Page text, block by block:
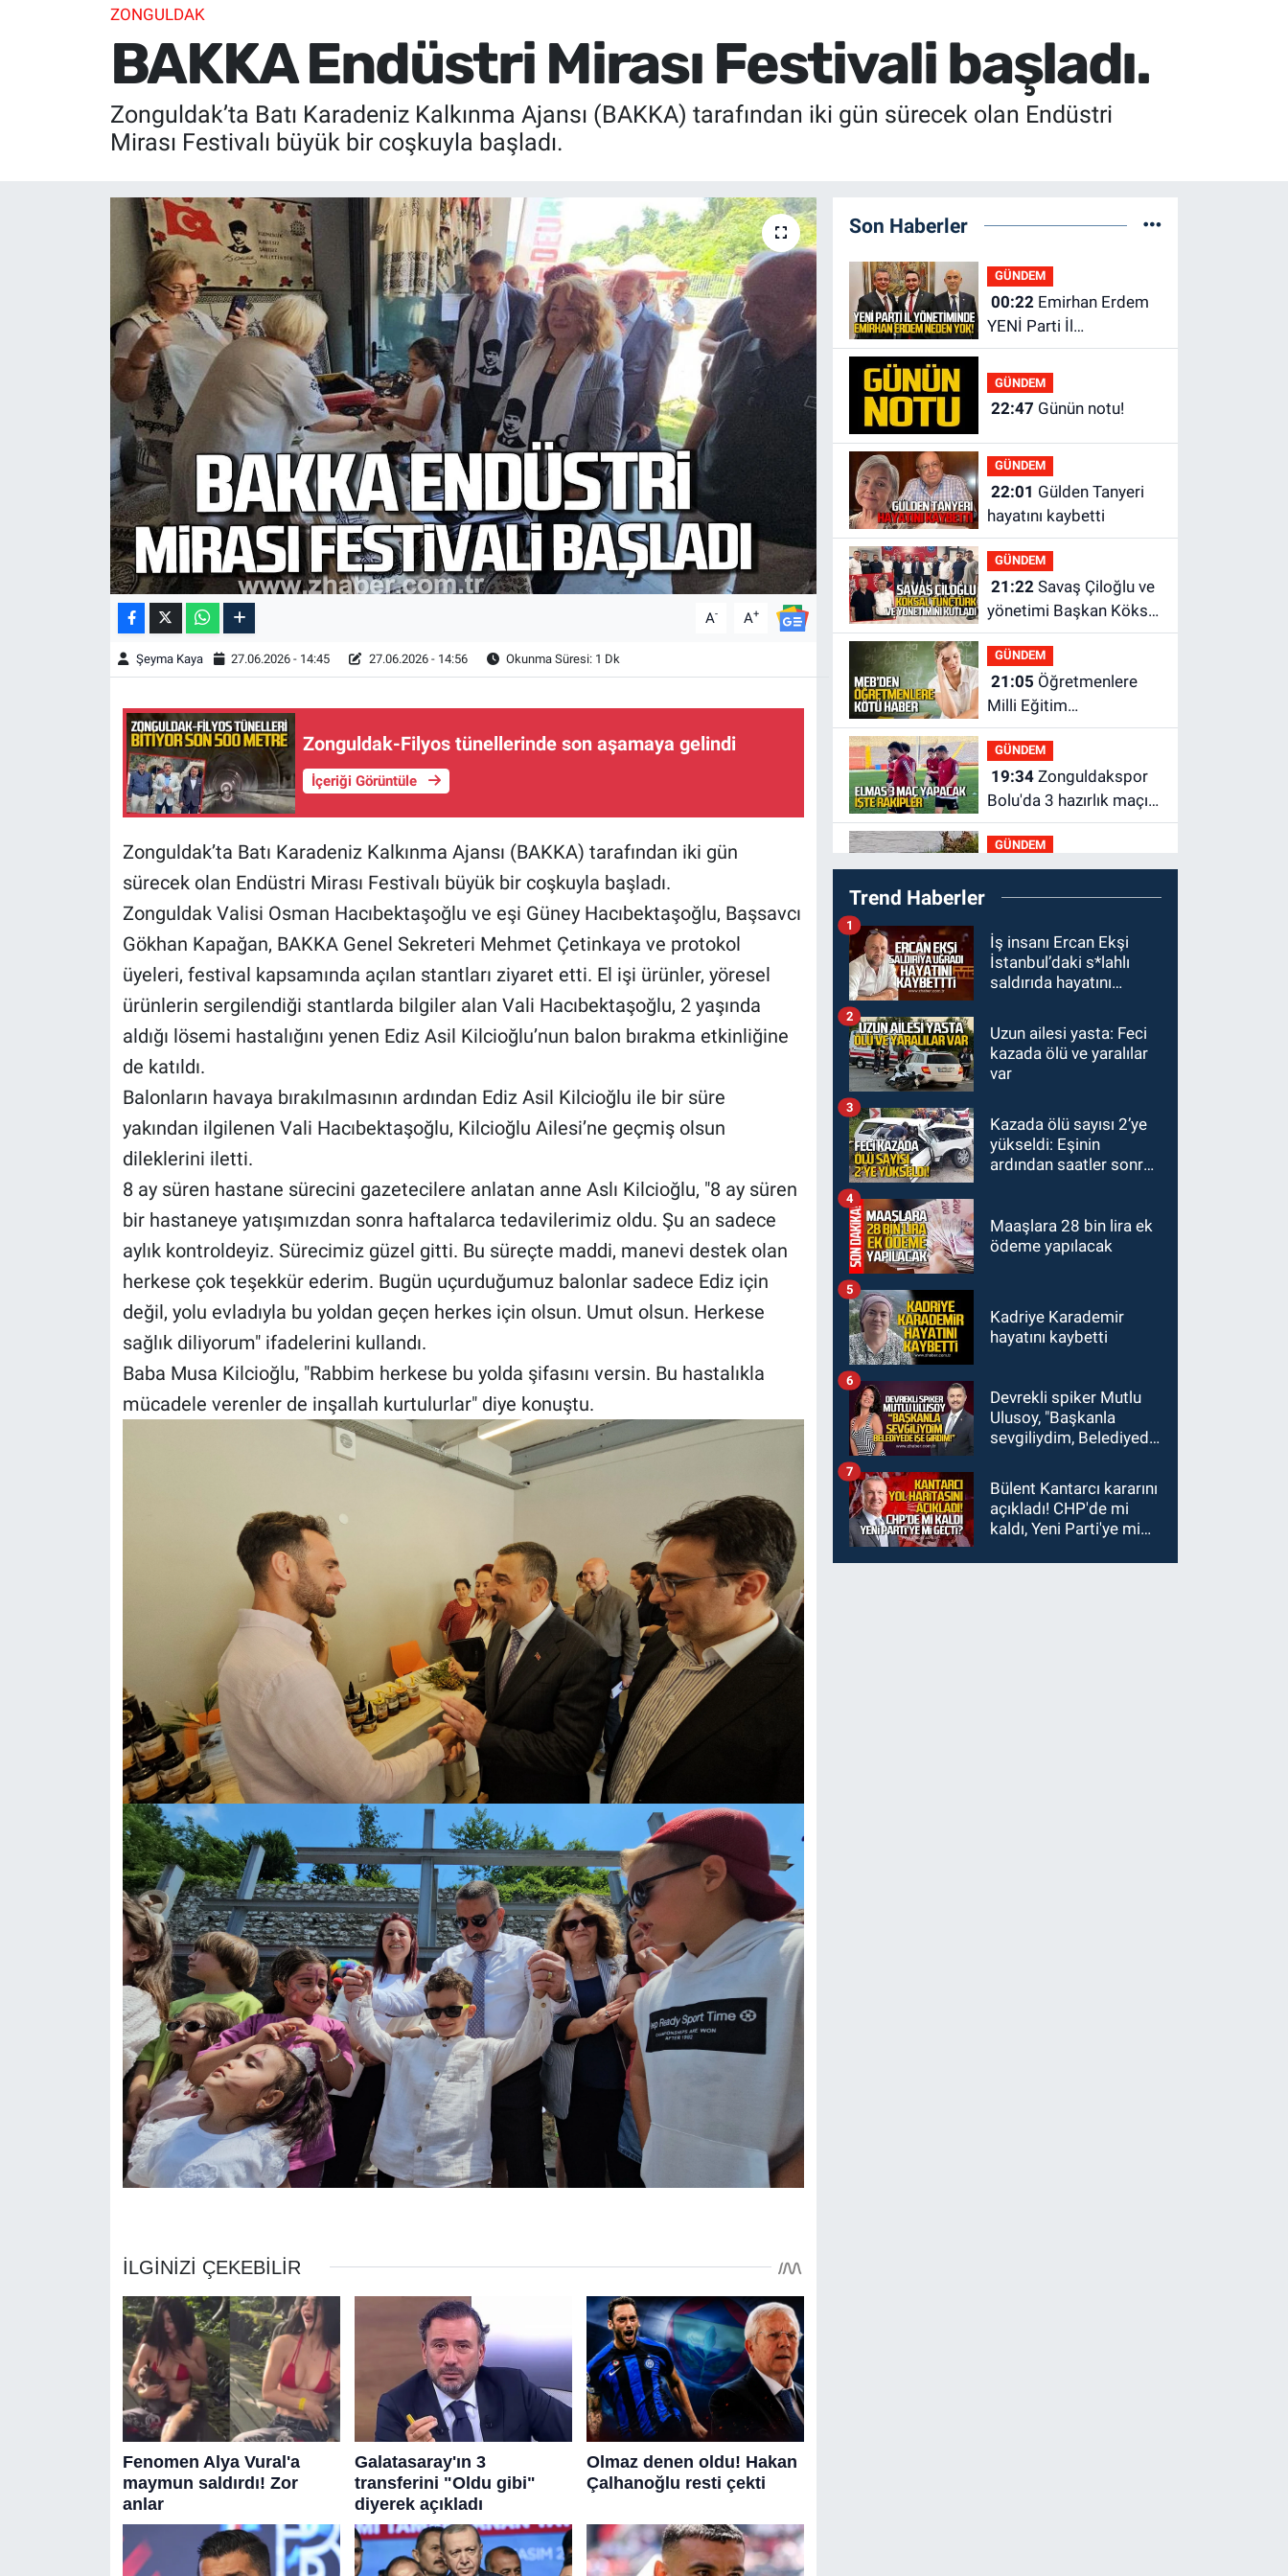
ZONGULDAK
BAKKA Endüstri Mirası Festivali başladı.
Zonguldak’ta Batı Karadeniz Kalkınma Ajansı (BAKKA) tarafından iki gün sürecek olan Endüstri
Mirası Festivalı büyük bir coşkuyla başladı.
A- A+
Şeyma Kaya 27.06.2026 - 14:45 27.06.2026 - 14:56 Okunma Süresi: 1 Dk
Zonguldak-Filyos tünellerinde son aşamaya gelindi
İçeriği Görüntüle
Zonguldak’ta Batı Karadeniz Kalkınma Ajansı (BAKKA) tarafından iki gün
sürecek olan Endüstri Mirası Festivalı büyük bir coşkuyla başladı.
Zonguldak Valisi Osman Hacıbektaşoğlu ve eşi Güney Hacıbektaşoğlu, Başsavcı
Gökhan Kapağan, BAKKA Genel Sekreteri Mehmet Çetinkaya ve protokol
üyeleri, festival kapsamında açılan stantları ziyaret etti. El işi ürünler, yöresel
ürünlerin sergilendiği stantlarda bilgiler alan Vali Hacıbektaşoğlu, 2 yaşında
aldığı lösemi hastalığını yenen Ediz Asil Kilcioğlu’nun balon bırakma etkinliğine
de katıldı.
Balonların havaya bırakılmasının ardından Ediz Asil Kilcioğlu ile bir süre
yakından ilgilenen Vali Hacıbektaşoğlu, Kilcioğlu Ailesi’ne geçmiş olsun
dileklerini iletti.
8 ay süren hastane sürecini gazetecilere anlatan anne Aslı Kilcioğlu, "8 ay süren
bir hastaneye yatışımızdan sonra haftalarca tedavilerimiz oldu. Şu an sadece
aylık kontroldeyiz. Sürecimiz güzel gitti. Bu süreçte maddi, manevi destek olan
herkese çok teşekkür ederim. Bugün uçurduğumuz balonlar sadece Ediz için
değil, yolu evladıyla bu yoldan geçen herkes için olsun. Umut olsun. Herkese
sağlık diliyorum" ifadelerini kullandı.
Baba Musa Kilcioğlu, "Rabbim herkese bu yolda şifasını versin. Bu hastalıkla
mücadele verenler de inşallah kurtulurlar" diye konuştu.
Son Haberler
GÜNDEM
00:22Emirhan Erdem
YENİ Parti İl
yönetiminden neden
yok?
GÜNDEM
22:47 Günün notu!
GÜNDEM
22:01
hayatını kaybetti
GÜNDEM
21:22Savaş Çiloğlu ve
yönetimi Başkan Köksal
Tunçtürk’ü kutladı
GÜNDEM
21:05
Milli Eğitim
Bakanlığı'ndan kötü
haber
GÜNDEM
19:34Zonguldakspor
Bolu'da 3 hazırlık maçı
oynayacak... İşte
rakipler...
GÜNDEM
19:27Çaycuma
ırmağında görüldü:
yaşadı
GÜNDEM
19:12TMO kabuklu
fındık alım fiyatlarını
GÜNDEM
18:52Zonguldak'ta
pitbul köpek anne ve
Tedavi altındalar
GÜNDEM
18:44Zonguldak'ta
araç yayaya çarptı: Ağır
altına alındı
Trend Haberler
İş insanı Ercan Ekşi
İstanbul’daki s*lahlı
saldırıda hayatını
1
Uzun ailesi yasta: Feci
kazada ölü ve yaralılar
var
2
Kazada ölü sayısı 2’ye
yükseldi: Eşinin
ardından saatler sonra
3
Maaşlara 28 bin lira ek
ödeme yapılacak
4
Kadriye Karademir
hayatını kaybetti
5
Devrekli spiker Mutlu
Ulusoy, "Başkanla
sevgiliydim, Belediyede
6
Bülent Kantarcı kararını
açıkladı! CHP'de mi
kaldı, Yeni Parti'ye mi
7